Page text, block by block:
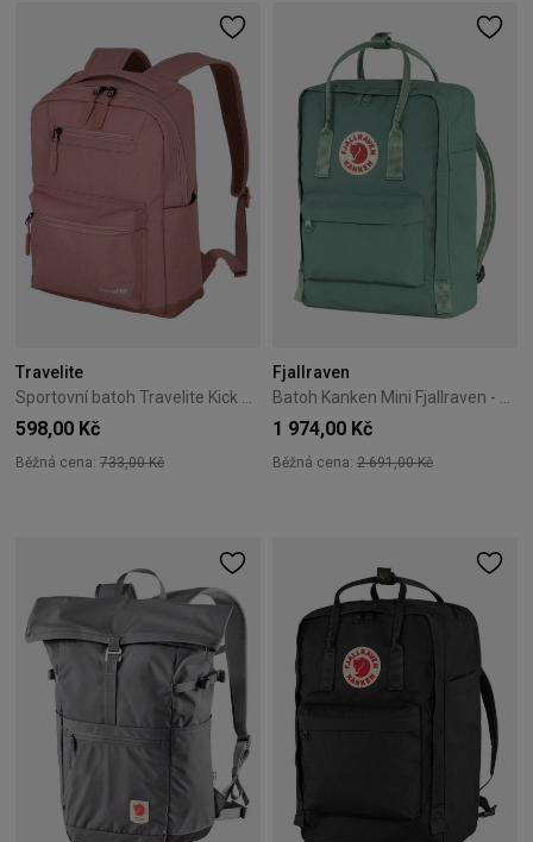
Travelite
598,00 Kč
Běžná cena: 733,00 Kč
Fjallraven
1 974,00 Kč
Běžná cena: 2 691,00 Kč